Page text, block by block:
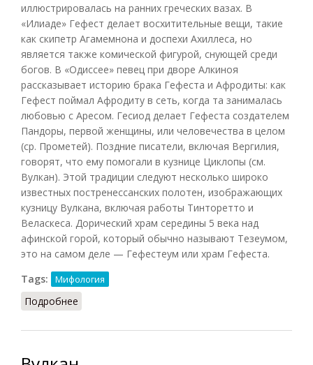
иллюстрировалась на ранних греческих вазах. В
«Илиаде» Гефест делает восхитительные вещи, такие
как скипетр Агамемнона и доспехи Ахиллеса, но
является также комической фигурой, снующей среди
богов. В «Одиссее» певец при дворе Алкиноя
рассказывает историю брака Гефеста и Афродиты: как
Гефест поймал Афродиту в сеть, когда та занималась
любовью с Аресом. Гесиод делает Гефеста создателем
Пандоры, первой женщины, или человечества в целом
(ср. Прометей). Поздние писатели, включая Вергилия,
говорят, что ему помогали в кузнице Циклопы (см.
Вулкан). Этой традиции следуют несколько широко
известных постренессанских полотен, изображающих
кузницу Вулкана, включая работы Тинторетто и
Веласкеса. Дорический храм середины 5 века над
афинской горой, который обычно называют Тезеумом,
это на самом деле — Гефестеум или храм Гефеста.
Tags:
Мифология
Подробнее